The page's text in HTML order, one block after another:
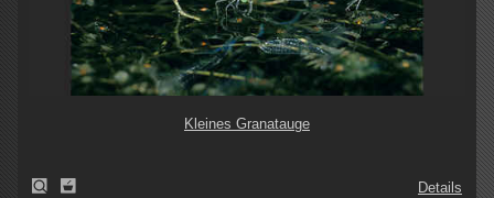
Kleines Granatauge
Details